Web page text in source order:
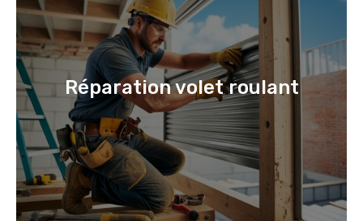
Réparation volet roulant